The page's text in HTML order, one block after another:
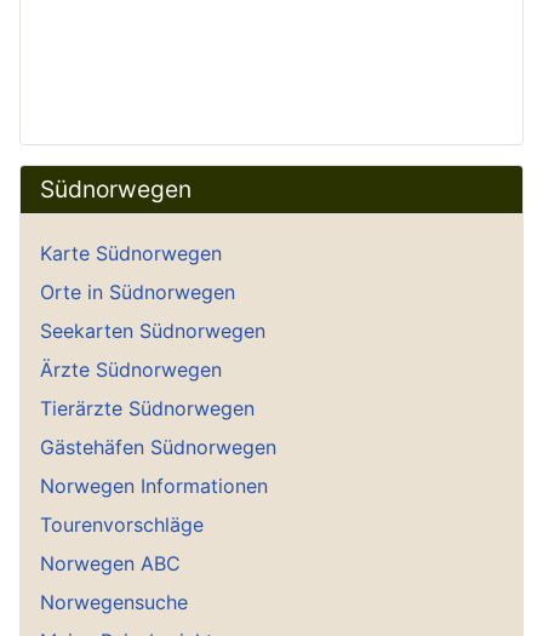
Südnorwegen
Karte Südnorwegen
Orte in Südnorwegen
Seekarten Südnorwegen
Ärzte Südnorwegen
Tierärzte Südnorwegen
Gästehäfen Südnorwegen
Norwegen Informationen
Tourenvorschläge
Norwegen ABC
Norwegensuche